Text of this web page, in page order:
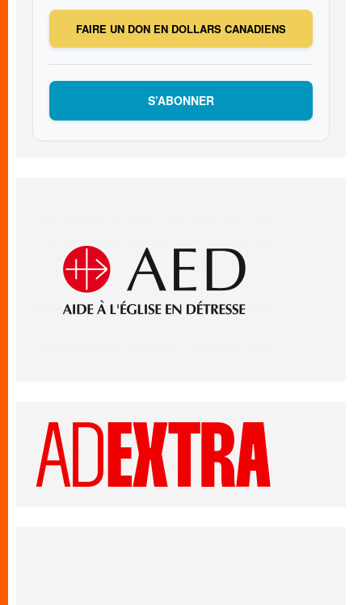
FAIRE UN DON EN DOLLARS CANADIENS
S’ABONNER